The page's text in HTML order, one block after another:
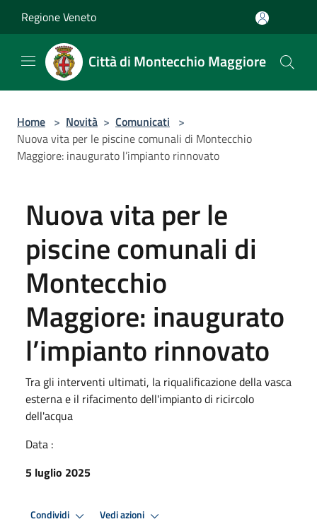
Regione Veneto
Città di Montecchio Maggiore
Home > Novità > Comunicati >
Nuova vita per le piscine comunali di Montecchio
Maggiore: inaugurato l’impianto rinnovato
Nuova vita per le
piscine comunali di
Montecchio
Maggiore: inaugurato
l’impianto rinnovato
Tra gli interventi ultimati, la riqualificazione della vasca
esterna e il rifacimento dell'impianto di ricircolo
dell'acqua
Data :
5 luglio 2025
Condividi Vedi azioni